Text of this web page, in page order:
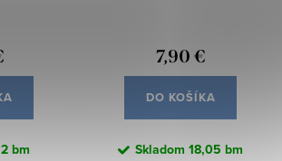
bm
7,90 €
DO KOŠÍKA
Skladom 18,05 bm